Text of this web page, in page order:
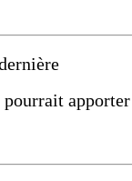
pourrait apporter